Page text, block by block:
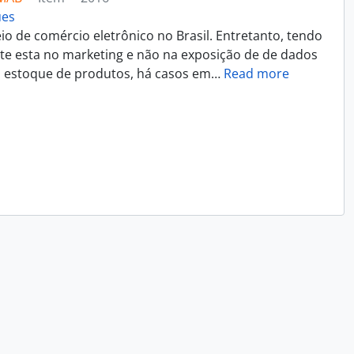
de comércio eletrônico no Brasil. Entretanto, tendo
esta no marketing e não na exposição de de dados
de produtos, há casos em… Read more